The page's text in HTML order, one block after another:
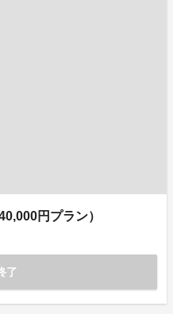
円プラン）
了